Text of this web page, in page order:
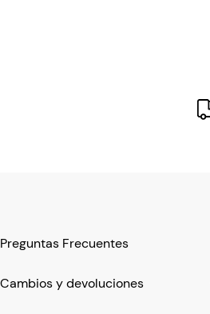
Preguntas Frecuentes
Cambios y devoluciones